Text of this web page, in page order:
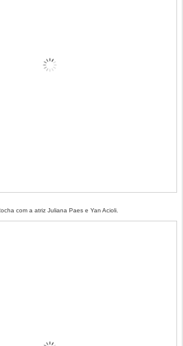
com a atriz Juliana Paes e Yan Acioli.